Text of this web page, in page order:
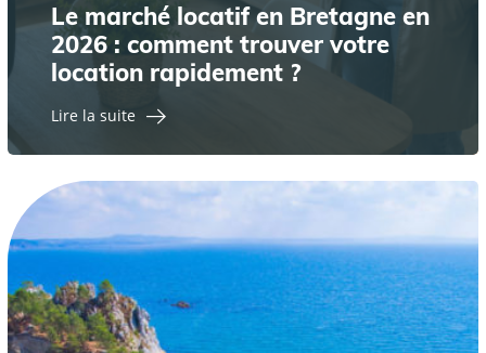
Le marché locatif en Bretagne en
2026 : comment trouver votre
location rapidement ?
Lire la suite